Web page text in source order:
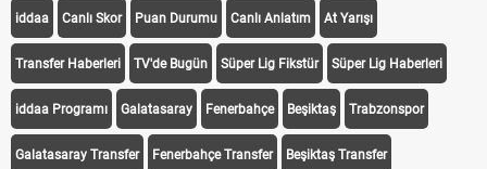
iddaa Canlı Skor Puan Durumu Canlı Anlatım At Yarışı
Transfer Haberleri TV'de Bugün Süper Lig Fikstür Süper Lig Haberleri
iddaa Programı Galatasaray Fenerbahçe Beşiktaş Trabzonspor
Galatasaray Transfer Fenerbahçe Transfer Beşiktaş Transfer